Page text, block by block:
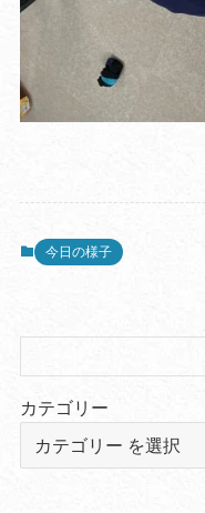
今日の様子
カテゴリー